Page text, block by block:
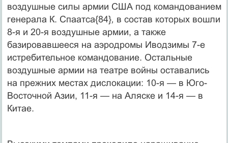
воздушные силы армии США под командованием
генерала К. Спаатса{84}, в состав которых вошли
8-я и 20-я воздушные армии, а также
базировавшееся на аэродромы Иводзимы 7-е
истребительное командование. Остальные
воздушные армии на театре войны оставались
на прежних местах дислокации: 10-я — в Юго-
Восточной Азии, 11-я — на Аляске и 14-я — в
Китае.